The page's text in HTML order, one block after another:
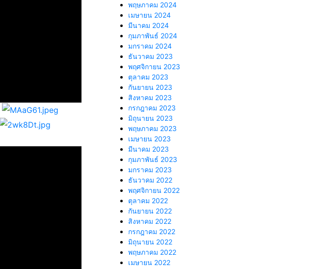
พฤษภาคม 2024
เมษายน 2024
มีนาคม 2024
กุมภาพันธ์ 2024
มกราคม 2024
ธันวาคม 2023
พฤศจิกายน 2023
ตุลาคม 2023
กันยายน 2023
สิงหาคม 2023
กรกฎาคม 2023
มิถุนายน 2023
พฤษภาคม 2023
เมษายน 2023
มีนาคม 2023
กุมภาพันธ์ 2023
มกราคม 2023
ธันวาคม 2022
พฤศจิกายน 2022
ตุลาคม 2022
กันยายน 2022
สิงหาคม 2022
กรกฎาคม 2022
มิถุนายน 2022
พฤษภาคม 2022
เมษายน 2022